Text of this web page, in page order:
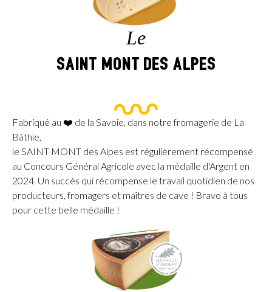
Le
SAINT MONT des Alpes
Fabriqué au ❤️ de la Savoie, dans notre fromagerie de La
Bâthie,
le SAINT MONT des Alpes est régulièrement récompensé
au Concours Général Agricole avec la médaille d'Argent en
2024. Un succès qui récompense le travail quotidien de nos
producteurs, fromagers et maîtres de cave ! Bravo à tous
pour cette belle médaille !